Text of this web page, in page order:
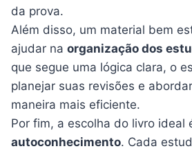
da prova.
Além disso, um material bem
ajudar na organização dos
que segue uma lógica clara, o
planejar suas revisões e
maneira mais eficiente.
Por fim, a escolha do livro ideal
autoconhecimento. Cada